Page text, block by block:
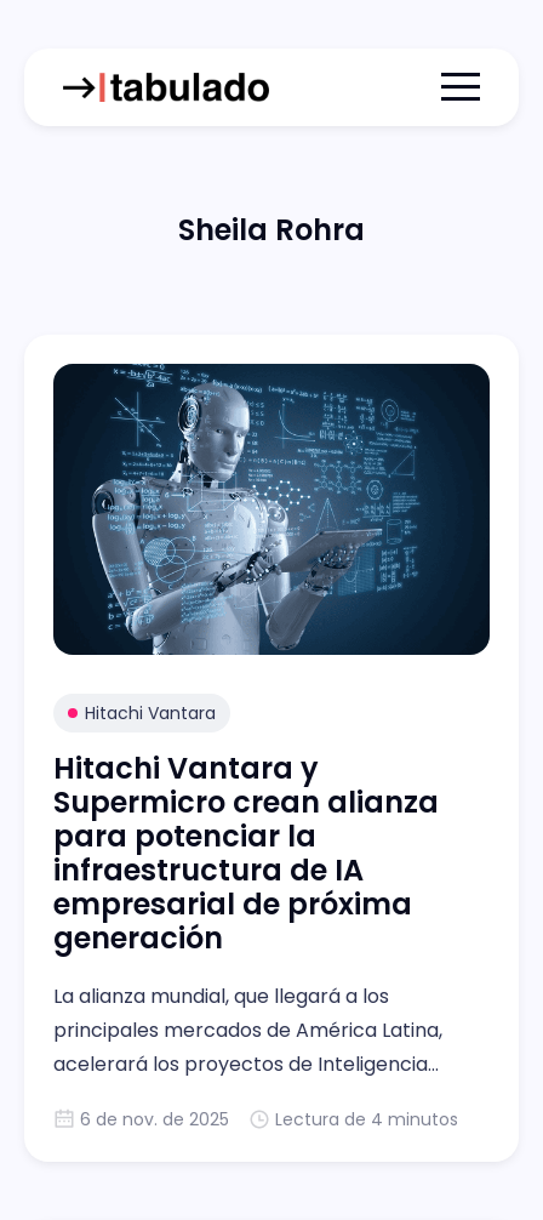
Menu
Sheila Rohra
Hitachi Vantara
Hitachi Vantara y
Supermicro crean alianza
para potenciar la
infraestructura de IA
empresarial de próxima
generación
La alianza mundial, que llegará a los
principales mercados de América Latina,
acelerará los proyectos de Inteligencia
organizaciones. Ambos actores cuentan con
6 de nov. de 2025 Lectura de 4 minutos